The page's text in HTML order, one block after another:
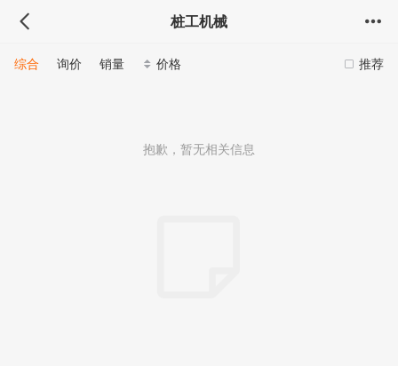
桩工机械
推荐
综合 询价 销量 价格
抱歉，暂无相关信息